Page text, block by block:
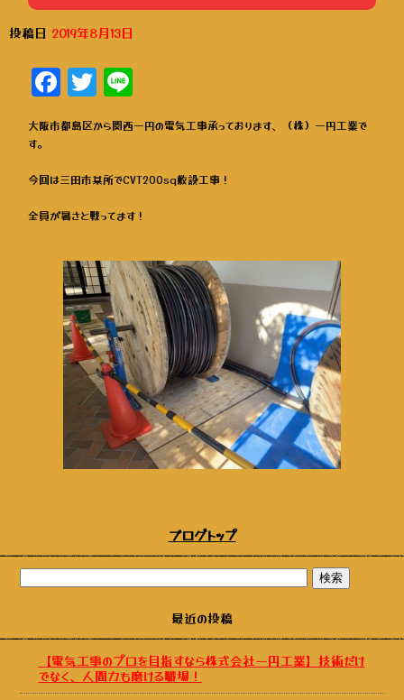
投稿日 2019年8月13日
Facebook
Twitter
大阪市都島区から関西一円の電気工事承っております、（株）一円工業で
す。
今回は三田市某所でCVT200sq敷設工事！
全員が暑さと戦ってます！
ブログトップ
最近の投稿
【電気工事のプロを目指すなら株式会社一円工業】技術だけ
でなく、人間力も磨ける職場！